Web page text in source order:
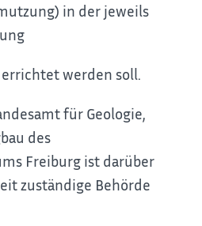
in der jeweils
werden soll.
für Geologie,
des
Freiburg ist darüber
zuständige Behörde